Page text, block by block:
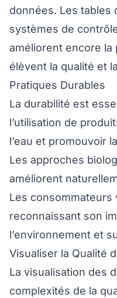
données. Les tables
systèmes de
améliorent encore la
élèvent la qualité et
Pratiques Durables
La durabilité est
l’utilisation de
l’eau et promouvoir
Les approches
améliorent
Les consommateurs
reconnaissant son
l’environnement et
Visualiser la Qualité
La visualisation des
complexités de la